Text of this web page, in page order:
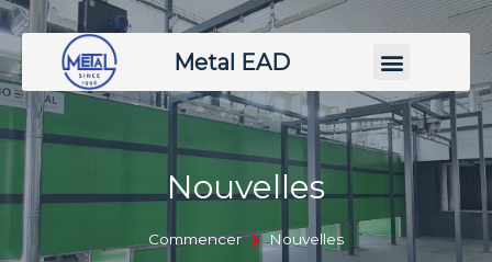
Metal EAD
Nouvelles
Commencer Nouvelles